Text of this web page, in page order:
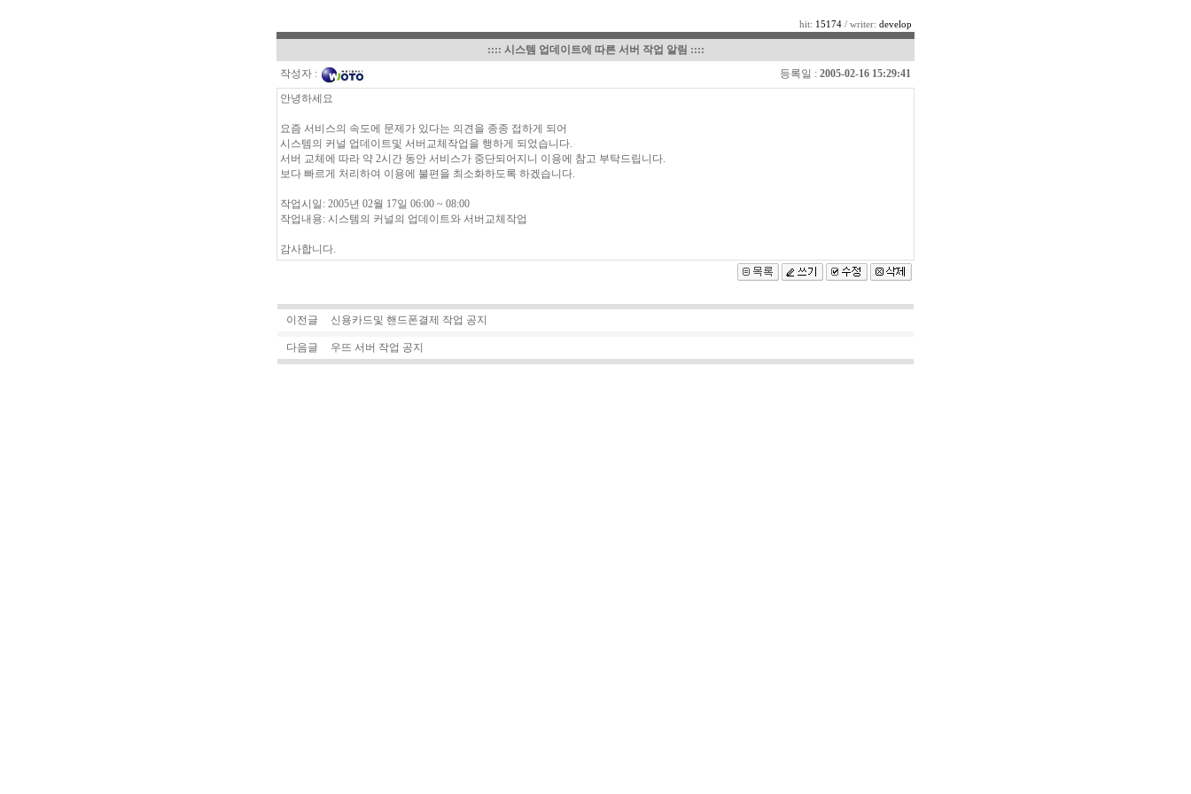
hit: 15174 / writer: develop
:::: 시스템 업데이트에 따른 서버 작업 알림 ::::
작성자 :
등록일 : 2005-02-16 15:29:41
안녕하세요
요즘 서비스의 속도에 문제가 있다는 의견을 종종 접하게 되어
시스템의 커널 업데이트및 서버교체작업을 행하게 되었습니다.
서버 교체에 따라 약 2시간 동안 서비스가 중단되어지니 이용에 참고 부탁드립니다.
보다 빠르게 처리하여 이용에 불편을 최소화하도록 하겠습니다.
작업시일: 2005년 02월 17일 06:00 ~ 08:00
작업내용: 시스템의 커널의 업데이트와 서버교체작업
감사합니다.
이전글 신용카드및 핸드폰결제 작업 공지
다음글 우뜨 서버 작업 공지